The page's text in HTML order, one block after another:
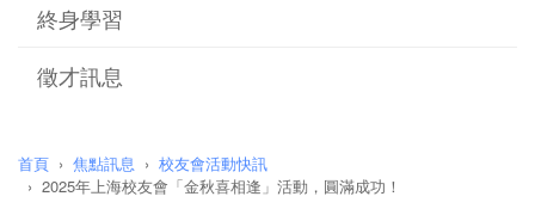
終身學習
徵才訊息
首頁 焦點訊息
校友會活動快訊
2025年上海校友會「金秋喜相逢」活動，圓滿成功！